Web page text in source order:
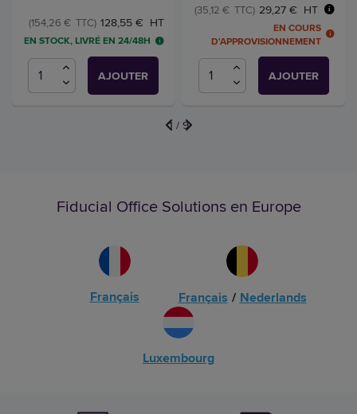
128,55 € HT
(154,26 € TTC)
EN STOCK, LIVRÉ EN 24/48H
AJOUTER
29,27 € HT
(35,12 € TTC)
EN COURS
D'APPROVISIONNEMENT
AJOUTER
1 / 9
Fiducial Office Solutions en Europe
Français Français / Nederlands
Luxembourg